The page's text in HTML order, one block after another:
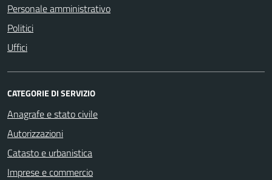
Personale amministrativo
Politici
Uffici
CATEGORIE DI SERVIZIO
Anagrafe e stato civile
Autorizzazioni
Catasto e urbanistica
Imprese e commercio